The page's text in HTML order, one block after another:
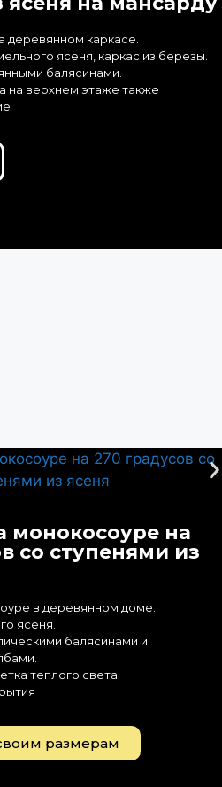
деревянном каркасе.
ясеня, каркас из березы.
балясинами.
на верхнем этаже также
монокосоуре на
со ступенями из
в деревянном доме.
ясеня.
балясинами и
теплого света.
размерам